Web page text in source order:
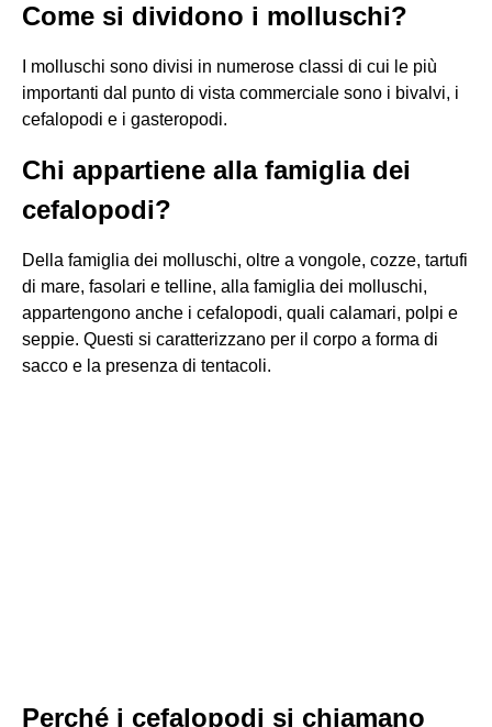
Come si dividono i molluschi?
I molluschi sono divisi in numerose classi di cui le più
importanti dal punto di vista commerciale sono i bivalvi, i
cefalopodi e i gasteropodi.
Chi appartiene alla famiglia dei
cefalopodi?
Della famiglia dei molluschi, oltre a vongole, cozze, tartufi
di mare, fasolari e telline, alla famiglia dei molluschi,
appartengono anche i cefalopodi, quali calamari, polpi e
seppie. Questi si caratterizzano per il corpo a forma di
sacco e la presenza di tentacoli.
Perché i cefalopodi si chiamano